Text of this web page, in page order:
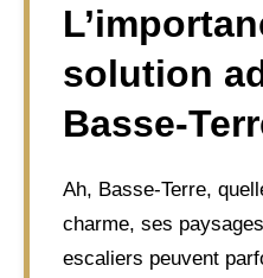
solution
Basse-
Ah, Basse-Terre,
charme, ses
escaliers peuvent